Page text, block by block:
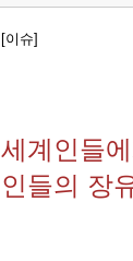
[이슈]
세계인들
인들의 장